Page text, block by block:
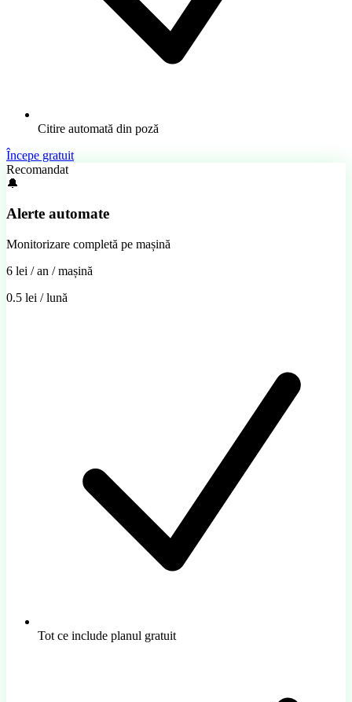
Citire automată din poză
Începe gratuit
Recomandat
🔔
Alerte automate
Monitorizare completă pe mașină
6 lei / an / mașină
0.5 lei / lună
Tot ce include planul gratuit